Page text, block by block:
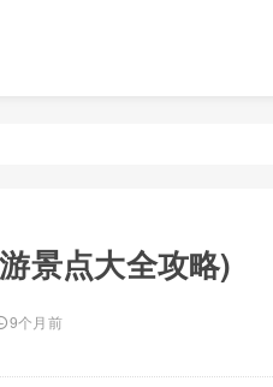
景点大全攻略)
9个月前